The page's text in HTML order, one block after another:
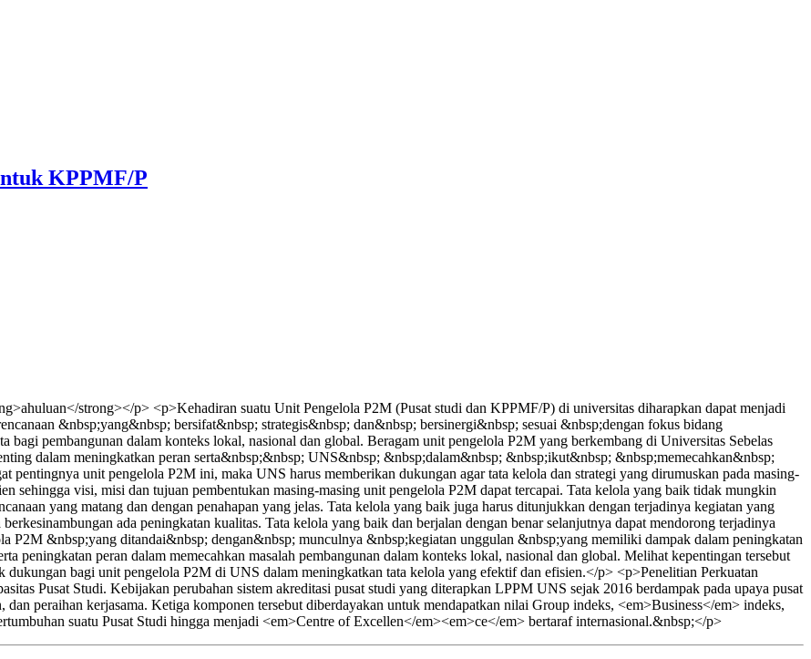
KPPMF/P
strong></p> <p>Kehadiran suatu Unit Pengelola P2M (Pusat studi dan KPPMF/P) di universitas diharapkan dapat menjadi
&nbsp;yang&nbsp; bersifat&nbsp; strategis&nbsp; dan&nbsp; bersinergi&nbsp; sesuai &nbsp;dengan fokus bidang
bagi pembangunan dalam konteks lokal, nasional dan global. Beragam unit pengelola P2M yang berkembang di Universitas Sebelas
dalam meningkatkan peran serta&nbsp;&nbsp; UNS&nbsp; &nbsp;dalam&nbsp; &nbsp;ikut&nbsp; &nbsp;memecahkan&nbsp;
unit pengelola P2M ini, maka UNS harus memberikan dukungan agar tata kelola dan strategi yang dirumuskan pada masing-
sehingga visi, misi dan tujuan pembentukan masing-masing unit pengelola P2M dapat tercapai. Tata kelola yang baik tidak mungkin
yang matang dan dengan penahapan yang jelas. Tata kelola yang baik juga harus ditunjukkan dengan terjadinya kegiatan yang
ada peningkatan kualitas. Tata kelola yang baik dan berjalan dengan benar selanjutnya dapat mendorong terjadinya
P2M &nbsp;yang ditandai&nbsp; dengan&nbsp; munculnya &nbsp;kegiatan unggulan &nbsp;yang memiliki dampak dalam peningkatan
peningkatan peran dalam memecahkan masalah pembangunan dalam konteks lokal, nasional dan global. Melihat kepentingan tersebut
bagi unit pengelola P2M di UNS dalam meningkatkan tata kelola yang efektif dan efisien.</p> <p>Penelitian Perkuatan
Pusat Studi. Kebijakan perubahan sistem akreditasi pusat studi yang diterapkan LPPM UNS sejak 2016 berdampak pada upaya pusat
peraihan kerjasama. Ketiga komponen tersebut diberdayakan untuk mendapatkan nilai Group indeks, <em>Business</em> indeks,
suatu Pusat Studi hingga menjadi <em>Centre of Excellen</em><em>ce</em> bertaraf internasional.&nbsp;</p>